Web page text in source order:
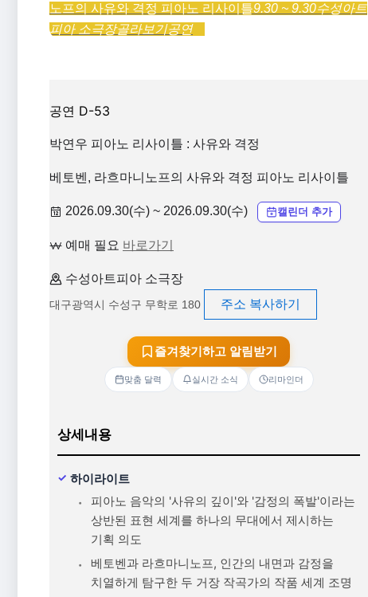
노프의 사유와 격정 피아노 리사이틀9.30 ~ 9.30수성아트
피아 소극장골라보기공연
공연 D-53
박연우 피아노 리사이틀 : 사유와 격정
베토벤, 라흐마니노프의 사유와 격정 피아노 리사이틀
2026.09.30(수) ~ 2026.09.30(수) 캘린더 추가
예매 필요 바로가기
수성아트피아 소극장
대구광역시 수성구 무학로 180 주소 복사하기
즐겨찾기하고 알림받기
맞춤 달력 실시간 소식 리마인더
상세내용
하이라이트
피아노 음악의 '사유의 깊이'와 '감정의 폭발'이라는
상반된 표현 세계를 하나의 무대에서 제시하는
기획 의도
베토벤과 라흐마니노프, 인간의 내면과 감정을
치열하게 탐구한 두 거장 작곡가의 작품 세계 조명